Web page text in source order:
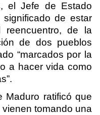
el Jefe de Estado
de estar
reencuentro, de la
de dos pueblos
“marcados por la
a hacer vida como
Maduro ratificó que
tomando una